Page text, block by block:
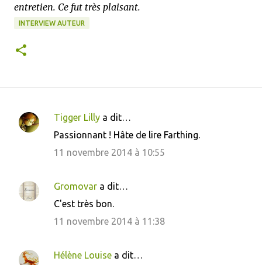
entretien. Ce fut très plaisant.
INTERVIEW AUTEUR
C
e
i
Tigger Lilly a dit…
Passionnant ! Hâte de lire Farthing.
11 novembre 2014 à 10:55
Gromovar a dit…
C'est très bon.
11 novembre 2014 à 11:38
Hélène Louise a dit…